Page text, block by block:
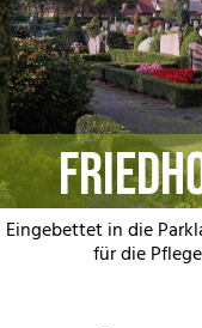
Eingebettet in die
für die